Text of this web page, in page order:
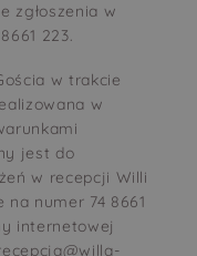
zgłoszenia w
223.
w trakcie
w
jest do
w recepcji Willi
numer 74 8661
internetowej